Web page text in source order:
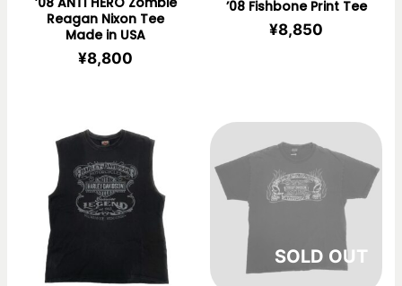
Reagan Nixon Tee
Made in USA
¥8,800
’08 Fishbone Print Tee
¥8,850
在庫切れ